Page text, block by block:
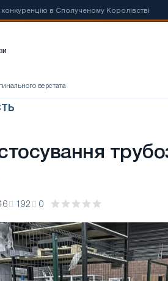
в Сполученому Королівстві
верстата
192 0